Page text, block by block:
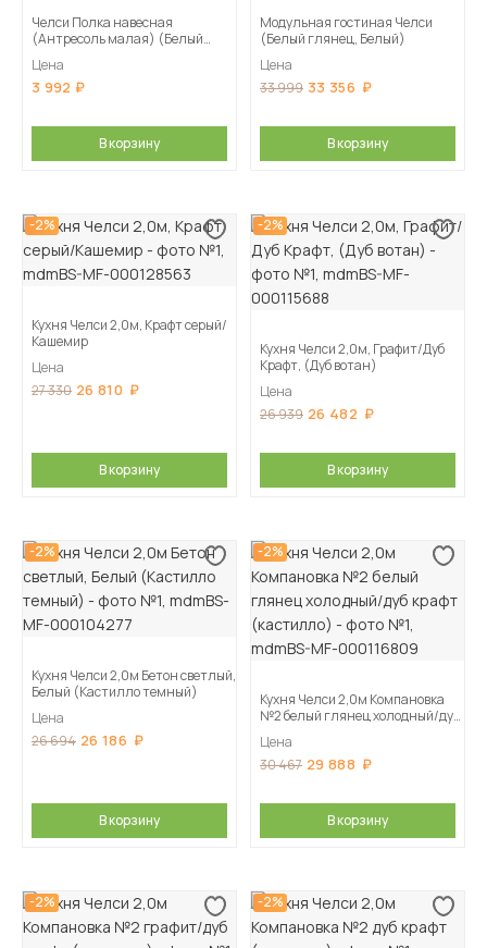
Челси Полка навесная
(Антресоль малая) (Белый
Цена
3 992
В корзину
Модульная гостиная Челси
(Белый глянец, Белый)
Цена
33 999 33 356
В корзину
-2%
Кухня Челси 2,0м, Крафт серый/
Кашемир
Цена
27 330 26 810
В корзину
-2%
Кухня Челси 2,0м, Графит/Дуб
Крафт, (Дуб вотан)
Цена
26 939 26 482
В корзину
-2%
Кухня Челси 2,0м Бетон светлый,
Белый (Кастилло темный)
Цена
26 694 26 186
В корзину
-2%
Кухня Челси 2,0м Компановка
№2 белый глянец холодный/дуб
Цена
30 467 29 888
В корзину
-2% -2%